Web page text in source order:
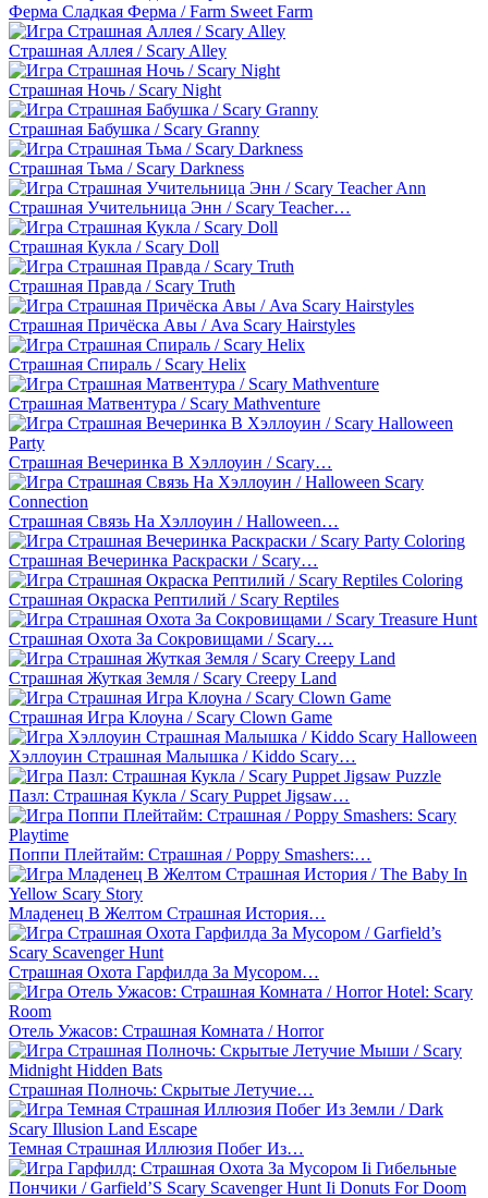
Ферма Сладкая Ферма / Farm Sweet Farm
Страшная Аллея / Scary Alley
Страшная Ночь / Scary Night
Страшная Бабушка / Scary Granny
Страшная Тьма / Scary Darkness
Страшная Учительница Энн / Scary Teacher…
Страшная Кукла / Scary Doll
Страшная Правда / Scary Truth
Страшная Причёска Авы / Ava Scary Hairstyles
Страшная Спираль / Scary Helix
Страшная Матвентура / Scary Mathventure
Страшная Вечеринка В Хэллоуин / Scary…
Страшная Связь На Хэллоуин / Halloween…
Страшная Вечеринка Раскраски / Scary…
Страшная Окраска Рептилий / Scary Reptiles
Страшная Охота За Сокровищами / Scary…
Страшная Жуткая Земля / Scary Creepy Land
Страшная Игра Клоуна / Scary Clown Game
Хэллоуин Страшная Малышка / Kiddo Scary…
Пазл: Страшная Кукла / Scary Puppet Jigsaw…
Поппи Плейтайм: Страшная / Poppy Smashers:…
Младенец В Желтом Страшная История…
Страшная Охота Гарфилда За Мусором…
Отель Ужасов: Страшная Комната / Horror
Страшная Полночь: Скрытые Летучие…
Темная Страшная Иллюзия Побег Из…